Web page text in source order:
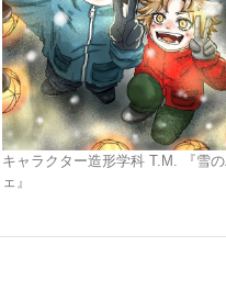
キャラクター造形学科 T.M. 『雪
ェ』